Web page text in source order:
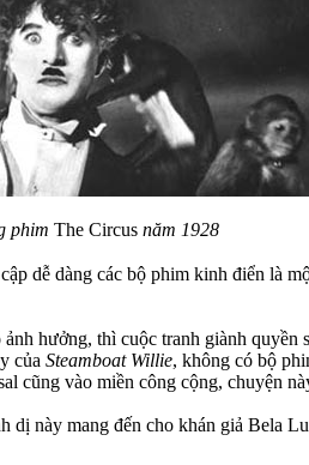
phim The Circus năm 1928
dễ dàng các bộ phim kinh điển là
hưởng, thì cuộc tranh giành
của Steamboat Willie, không có bộ
cũng vào miền công cộng, chuyện
này mang đến cho khán giả Bela